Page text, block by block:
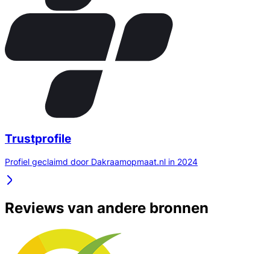
Trustprofile
Profiel geclaimd door Dakraamopmaat.nl in 2024
Reviews van andere bronnen